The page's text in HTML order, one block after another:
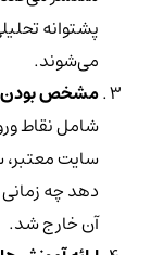
پشتوانه
می‌شوند.
مشخص بودن
شاملنقاط
سایت معتبر،
دهد چه زمانی
آن خارج شد.